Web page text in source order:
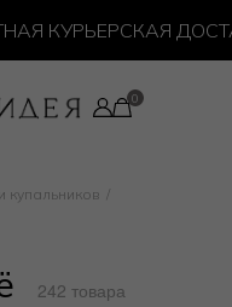
КУРЬЕРСКАЯ
купальников
242 товара